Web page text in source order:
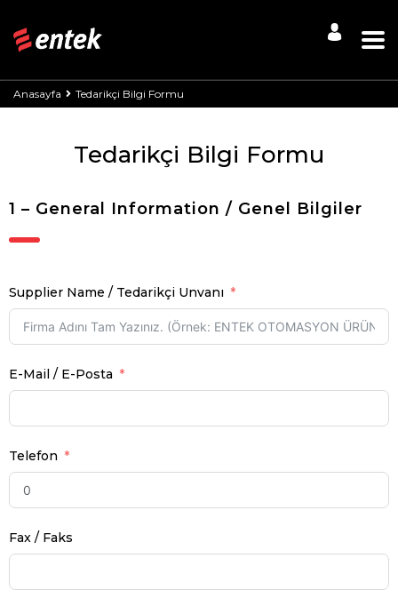
Anasayfa Tedarikçi Bilgi Formu
Tedarikçi Bilgi Formu
1 – General Information / Genel Bilgiler
Supplier Name / Tedarikçi Unvanı
E-Mail / E-Posta
Telefon
Fax / Faks